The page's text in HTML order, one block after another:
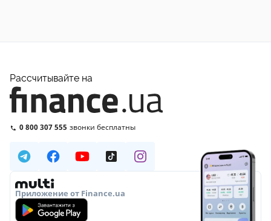
Рассчитывайте на
0 800 307 555 звонки бесплатны
Приложение от Finance.ua